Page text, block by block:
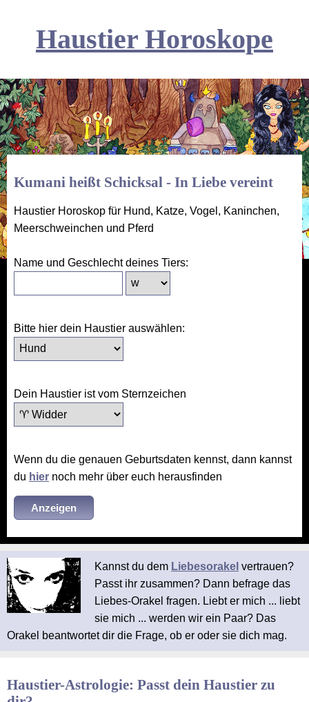
Haustier Horoskope
Kumani heißt Schicksal - In Liebe vereint
Haustier Horoskop für Hund, Katze, Vogel, Kaninchen,
Meerschweinchen und Pferd
Name und Geschlecht deines Tiers:
Bitte hier dein Haustier auswählen:
Dein Haustier ist vom Sternzeichen
Wenn du die genauen Geburtsdaten kennst, dann kannst
du hier noch mehr über euch herausfinden
Kannst du dem Liebesorakel vertrauen?
Passt ihr zusammen? Dann befrage das
Liebes-Orakel fragen. Liebt er mich ... liebt
sie mich ... werden wir ein Paar? Das
Orakel beantwortet dir die Frage, ob er oder sie dich mag.
Haustier-Astrologie: Passt dein Haustier zu